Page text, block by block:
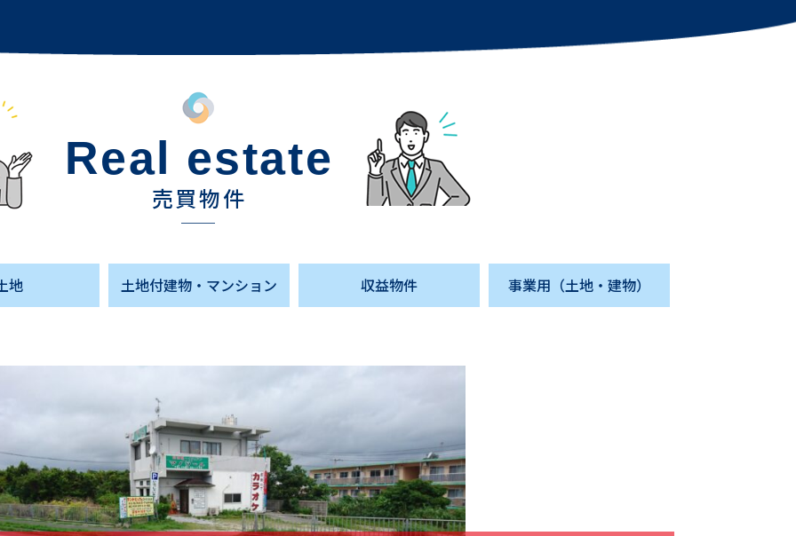
Real estate
売買物件
地 土地付建物・マンション 収益物件 事業用（土地・建物）